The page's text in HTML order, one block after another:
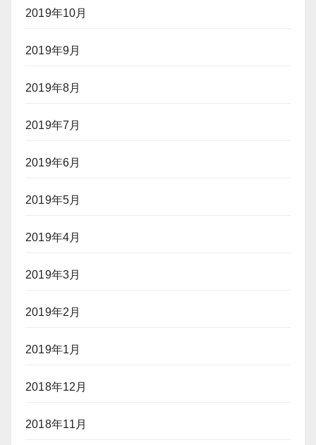
2019年10月
2019年9月
2019年8月
2019年7月
2019年6月
2019年5月
2019年4月
2019年3月
2019年2月
2019年1月
2018年12月
2018年11月